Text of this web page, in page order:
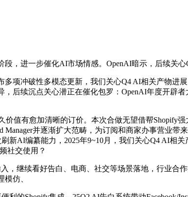
进一步催化AI市场情感。OpenAI暗示，后续关心
冲破性多模态更新，我们关心Q4 AI相关产物进
后续沉点关心潜正在催化包罗：OpenAI年度开辟
有愈加清晰的订价。本次合做无望借帮Shopify强
并逐渐扩大范畴，为订阅和商家办事营业带
新AI编纂能力，2025年9~10月，我们关心Q4 AI
社交使用？
继续看好告白、电商、社交等场景落地，行业合
仿、